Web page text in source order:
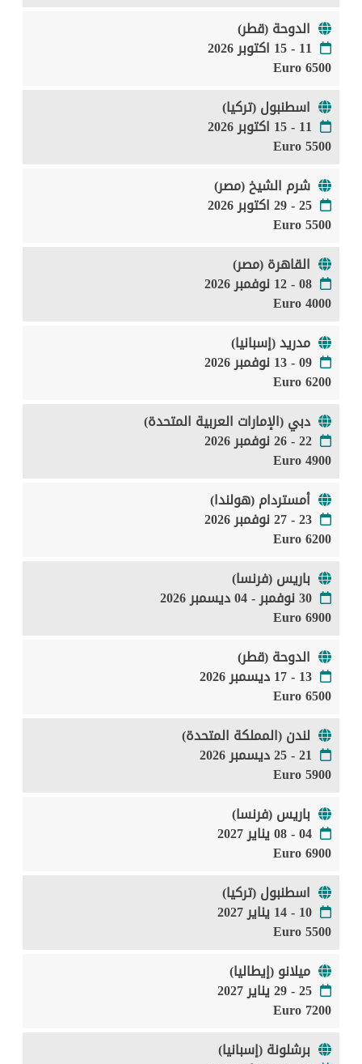
الدوحة (قطر)
11 - 15 اكتوبر 2026
6500 Euro
اسطنبول (تركيا)
11 - 15 اكتوبر 2026
5500 Euro
شرم الشيخ (مصر)
25 - 29 اكتوبر 2026
5500 Euro
القاهرة (مصر)
08 - 12 نوفمبر 2026
4000 Euro
مدريد (إسبانيا)
09 - 13 نوفمبر 2026
6200 Euro
دبي (الإمارات العربية المتحدة)
22 - 26 نوفمبر 2026
4900 Euro
أمستردام (هولندا)
23 - 27 نوفمبر 2026
6200 Euro
باريس (فرنسا)
30 نوفمبر - 04 ديسمبر 2026
6900 Euro
الدوحة (قطر)
13 - 17 ديسمبر 2026
6500 Euro
لندن (المملكة المتحدة)
21 - 25 ديسمبر 2026
5900 Euro
باريس (فرنسا)
04 - 08 يناير 2027
6900 Euro
اسطنبول (تركيا)
10 - 14 يناير 2027
5500 Euro
ميلانو (إيطاليا)
25 - 29 يناير 2027
7200 Euro
برشلونة (إسبانيا)